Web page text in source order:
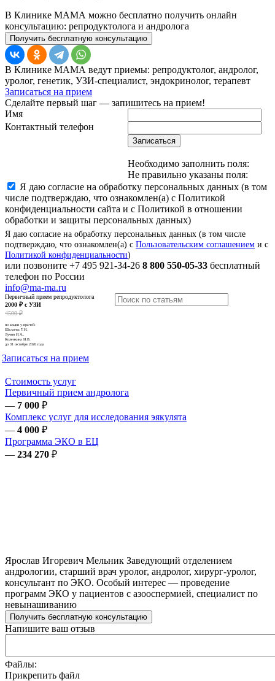
В Клинике МАМА можно бесплатно получить онлайн
консультацию: репродуктолога и андролога
Получить бесплатную консультацию
В Клинике МАМА ведут приемы: репродуктолог, андролог,
уролог, генетик, УЗИ-специалист, эндокринолог, терапевт
Записаться на прием
Сделайте первый шаг — запишитесь на прием!
Имя
Контактный телефон
Записаться
Необходимо заполнить поля:
Не правильно указаны поля:
Я даю согласие на обработку персональных данных (в том
числе подтверждаю, что ознакомлен(а) с Политикой
конфиденциальности сайта и с Политикой в отношении
обработки и защиты персональных данных)
Я даю согласие на обработку персональных данных (в том числе
подтверждаю, что ознакомлен(а) с Пользовательским соглашением и с
Политикой конфиденциальности)
или позвоните +7 495 921-34-26 8 800 550-05-33 бесплатный
телефон по России
info@ma-ma.ru
Первичный прием репродуктолога
2000 ₽ с УЗИ
4500 ₽
по акции у врачей:
Шалаева Т.И.,
Лучин И.А.,
Коленкина И.В.
до 31 октября 2026 года
Записаться на прием
Стоимость услуг
Первичный прием андролога
— 7 000 ₽
Комплекс услуг для исследования эякулята
— 4 000 ₽
Программа ЭКО в ЕЦ
— 234 270 ₽
Ярослав Игоревич Мельник Заведующий отделением
андрологии, старший врач уролог, андролог, хирург-уролог,
консультант по ЭКО. Особый интерес — проведение
программ ЭКО у пациентов с азооспермией, специалист по
невынашиванию
Получить бесплатную консультацию
Напишите ваш отзыв
Файлы:
Прикрепить файл